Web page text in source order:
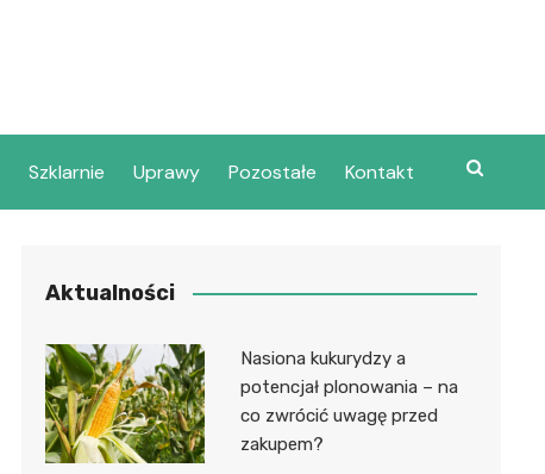
Szklarnie Uprawy Pozostałe Kontakt
Aktualności
Nasiona kukurydzy a
potencjał plonowania – na
co zwrócić uwagę przed
zakupem?